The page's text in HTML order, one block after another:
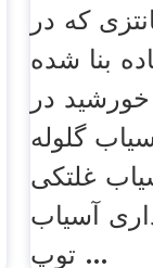
که در
بنا شده
در
گلوله
غلتکی
آسیاب
توپ ...